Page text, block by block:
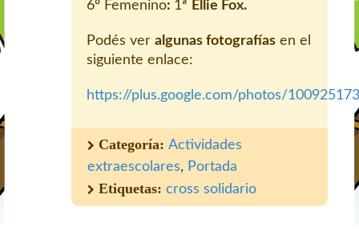
6º Femenino: 1ª Ellie Fox.
Podés ver algunas fotografías en el
siguiente enlace:
https://plus.google.com/photos/
Categoría: Actividades
extraescolares, Portada
Etiquetas: cross solidario